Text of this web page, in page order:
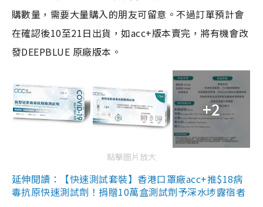
購數量，需要大量購入的朋友可留意。不過訂單預計會
在確認後10至21日出貨，如acc+版本賣完，將有機會改
發DEEPBLUE 原廠版本。
+2
點擊圖片放大
延伸閱讀：【快速測試套裝】香港口罩廠acc+推$18病
毒抗原快速測試劑！捐贈10萬盒測試劑予深水埗露宿者